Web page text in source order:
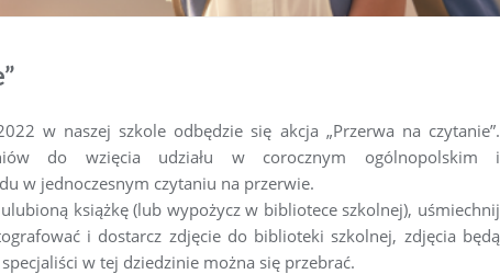
w naszej szkole odbędzie się akcja „Przerwa na czytanie”.
do wzięcia udziału w corocznym ogólnopolskim i
w jednoczesnym czytaniu na przerwie.
książkę (lub wypożycz w bibliotece szkolnej), uśmiechnij
i dostarcz zdjęcie do biblioteki szkolnej, zdjęcia będą
w tej dziedzinie można się przebrać.